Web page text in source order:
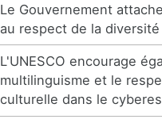
Le Gouvernement
au respect de la
L'UNESCO encourage
multilinguisme et le
culturelle dans le